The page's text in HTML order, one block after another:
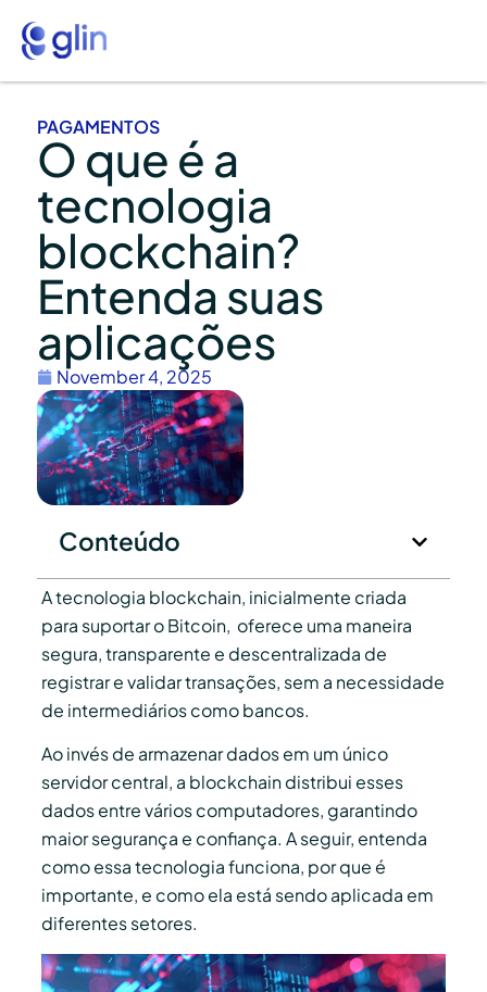
PAGAMENTOS
O que é a
tecnologia
blockchain?
Entenda suas
aplicações
November 4, 2025
Conteúdo
A tecnologia blockchain, inicialmente criada
para suportar o Bitcoin, oferece uma maneira
segura, transparente e descentralizada de
registrar e validar transações, sem a necessidade
de intermediários como bancos.
Ao invés de armazenar dados em um único
servidor central, a blockchain distribui esses
dados entre vários computadores, garantindo
maior segurança e confiança. A seguir, entenda
como essa tecnologia funciona, por que é
importante, e como ela está sendo aplicada em
diferentes setores.